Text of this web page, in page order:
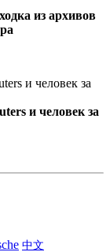
из архивов
и человек за
中文